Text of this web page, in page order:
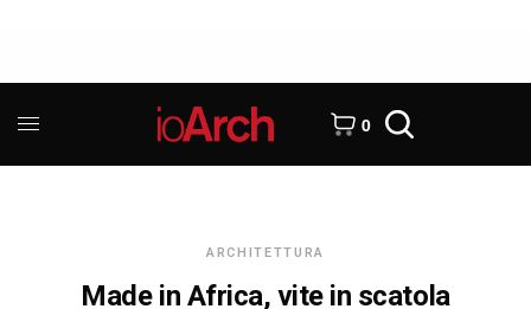
0
ARCHITETTURA
Made in Africa, vite in scatola